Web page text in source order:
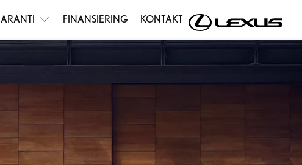
FINANSIERING KONTAKT